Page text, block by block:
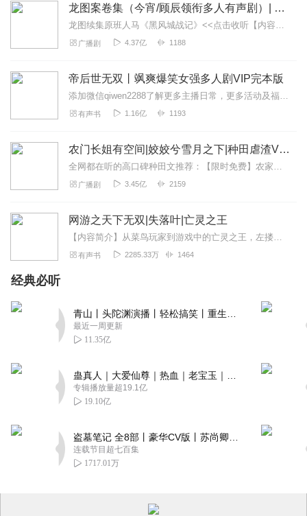
龙图案卷集（今宵/顾辰领衔多人有声剧）| 探案
龙图续集原班人马《黑风城战记》<<点击收听【内容简介】《龙图案卷集》是由耳雅根据古典名著《三侠五义》（又叫七五）改编所写的网络小说，主要讲述的是鼠（白玉堂）...
广播剧 4.37亿 1188
帝后世无双丨飒爽爆笑女强多人剧VIP完本版
添加微信qiwen2288了解更多主播日常，更多活动及福利哦~【更多优质作品推荐】全网爆款：《农女致富：山里汉宠妻无度》抖音种田文强推，点击收听超香超甜超酥，全...
有声书 1.16亿 1193
农门长姐有空间|姣姣兮雪月之下|种田虐渣VIP免费
全网都在听的高口碑种田文推荐：【限时免费】农家小福女|姣姣兮郁雨竹|全网最快寒门大俗人|姣姣兮杜骁|萌宝女强古言爽文魏晋干饭人未删减全网最快|农家小福...
广播剧 3.45亿 2159
网游之天下无双|失落叶|亡灵之王
【内容简介】从菜鸟玩家到游戏中的亡灵之王，左搂死亡女神，右抱圣洁天使，天上地下，神魔三界，唯我独尊！手提地狱魔煞剑，身穿幽魂神光铠，头戴噬魂资金盔，脚踩浮云踏浪...
有声书 2285.33万 1464
经典必听
最近一周更新
11.35亿
专辑播放量超19.1亿
19.10亿
连载节目超七百集
1717.01万